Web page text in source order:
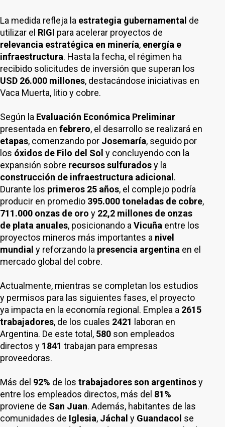
La medida refleja la estrategia gubernamental de
utilizar el RIGI para acelerar proyectos de
relevancia estratégica en minería, energía e
infraestructura. Hasta la fecha, el régimen ha
recibido solicitudes de inversión que superan los
USD 26.000 millones, destacándose iniciativas en
Vaca Muerta, litio y cobre.
Según la Evaluación Económica Preliminar
presentada en febrero, el desarrollo se realizará en
etapas, comenzando por Josemaría, seguido por
los óxidos de Filo del Sol y concluyendo con la
expansión sobre recursos sulfuradosy la
construcción de infraestructura adicional .
Durante los primeros 25 años, el complejo podría
producir en promedio 395.000 toneladas de cobre,
711.000 onzas de oro y 22,2 millones de onzas
de plata anuales, posicionando a Vicuña entre los
proyectos mineros más importantes a nivel
mundial y reforzando la presencia argentina en el
mercado global del cobre.
Actualmente, mientras se completan los estudios
y permisos para las siguientes fases, el proyecto
ya impacta en la economía regional. Emplea a 2615
trabajadores, de los cuales 2421 laboran en
Argentina. De este total, 580 son empleados
directos y 1841 trabajan para empresas
proveedoras.
Más del 92% de los trabajadores son argentinosy
entre los empleados directos, más del 81%
proviene de San Juan. Además, habitantes de las
comunidades de Iglesia, Jáchal y Guandacol se